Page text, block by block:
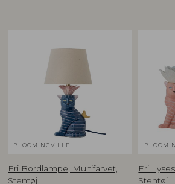
BLOOMINGVILLE
Eri Bordlampe, Multifarvet,
Stentøj
Eri
Stentøj